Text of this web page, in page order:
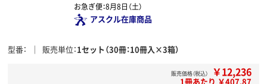
お急ぎ便：8月8日（土）
アスクル在庫商品
型番 販売単位 1セット（30冊：10冊入×3箱）
販売価格（税込） ￥12,236
1冊あたり ￥407.87